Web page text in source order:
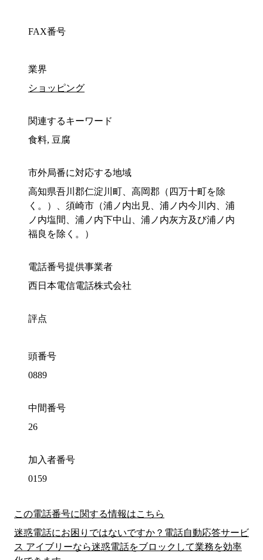
FAX番号
業界
ショッピング
関連するキーワード
食料, 豆腐
市外局番に対応する地域
高知県吾川郡仁淀川町、高岡郡（四万十町を除
く。）、須崎市（浦ノ内出見、浦ノ内今川内、浦
ノ内塩間、浦ノ内下中山、浦ノ内灰方及び浦ノ内
福良を除く。）
電話番号提供事業者
西日本電信電話株式会社
評点
頭番号
0889
中間番号
26
加入者番号
0159
この電話番号に関する情報はこちら
迷惑電話にお困りではないですか？電話自動応答サービ
ス アイブリーなら迷惑電話をブロックして業務を効率